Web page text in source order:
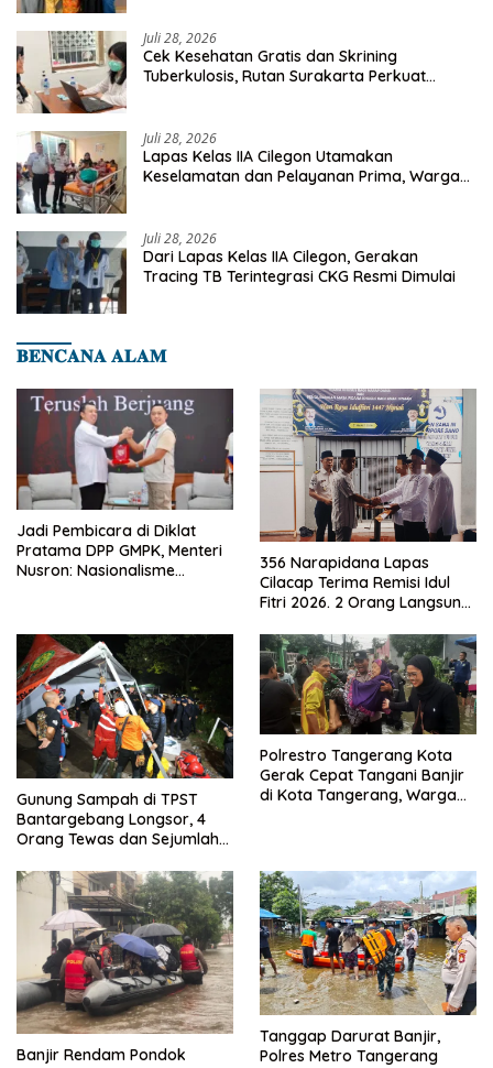
Juli 28, 2026
Cek Kesehatan Gratis dan Skrining
Tuberkulosis, Rutan Surakarta Perkuat
Juli 28, 2026
Lapas Kelas IIA Cilegon Utamakan
Keselamatan dan Pelayanan Prima, Warga
Juli 28, 2026
Dari Lapas Kelas IIA Cilegon, Gerakan
Tracing TB Terintegrasi CKG Resmi Dimulai
𝐁𝐄𝐍𝐂𝐀𝐍𝐀 𝐀𝐋𝐀𝐌
Jadi Pembicara di Diklat
Pratama DPP GMPK, Menteri
Nusron: Nasionalisme
356 Narapidana Lapas
Cilacap Terima Remisi Idul
Fitri 2026. 2 Orang Langsung
Gunung Sampah di TPST
Bantargebang Longsor, 4
Orang Tewas dan Sejumlah
Polrestro Tangerang Kota
Gerak Cepat Tangani Banjir
di Kota Tangerang, Warga
Banjir Rendam Pondok
Tanggap Darurat Banjir,
Polres Metro Tangerang